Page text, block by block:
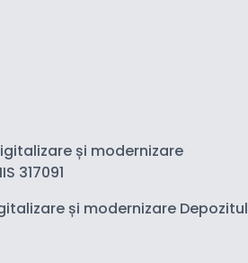
și modernizare
317091
și modernizare Depozitul